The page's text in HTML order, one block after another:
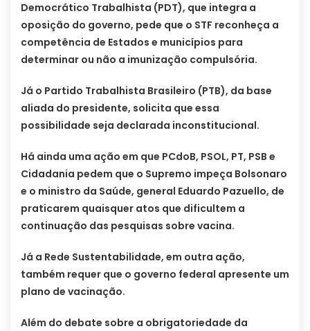
Democrático Trabalhista (PDT), que integra a
oposição do governo, pede que o STF reconheça a
competência de Estados e municípios para
determinar ou não a imunização compulsória.
Já o Partido Trabalhista Brasileiro (PTB), da base
aliada do presidente, solicita que essa
possibilidade seja declarada inconstitucional.
Há ainda uma ação em que PCdoB, PSOL, PT, PSB e
Cidadania pedem que o Supremo impeça Bolsonaro
e o ministro da Saúde, general Eduardo Pazuello, de
praticarem quaisquer atos que dificultem a
continuação das pesquisas sobre vacina.
Já a Rede Sustentabilidade, em outra ação,
também requer que o governo federal apresente um
plano de vacinação.
Além do debate sobre a obrigatoriedade da